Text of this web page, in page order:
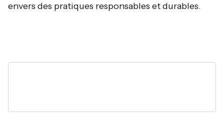
envers des pratiques responsables et durables.